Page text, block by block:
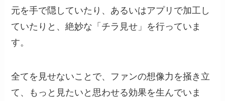
元を手で隠していたり、あるいはアプリで加工し
ていたりと、絶妙な「チラ見せ」を行っていま
す。
全てを見せないことで、ファンの想像力を掻き立
て、もっと見たいと思わせる効果を生んでいま